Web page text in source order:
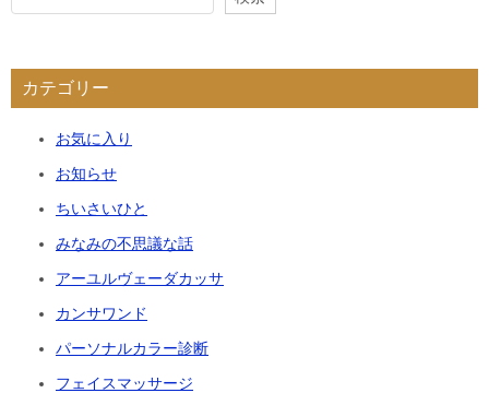
カテゴリー
お気に入り
お知らせ
ちいさいひと
みなみの不思議な話
アーユルヴェーダカッサ
カンサワンド
パーソナルカラー診断
フェイスマッサージ